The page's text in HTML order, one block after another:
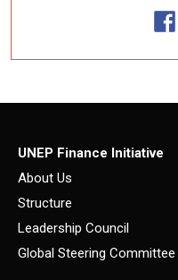
UNEP Finance Initiative
About Us
Structure
Leadership Council
Global Steering Committee